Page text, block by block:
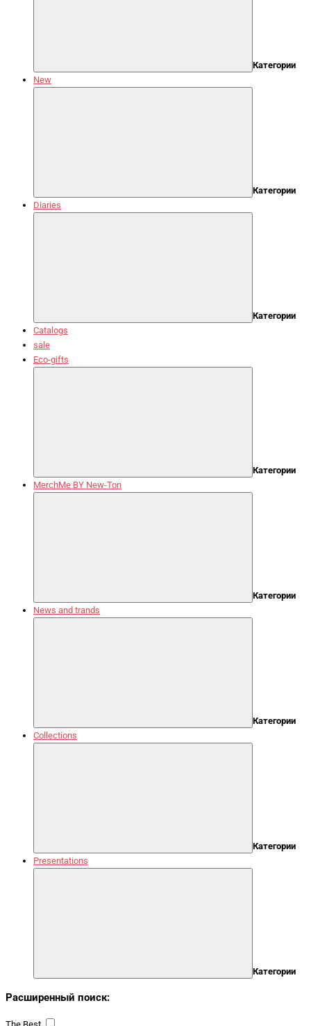
Категории
New
Категории
Diaries
Категории
Catalogs
sale
Eco-gifts
Категории
MerchMe BY New-Ton
Категории
News and trands
Категории
Collections
Категории
Presentations
Категории
Расширенный поиск: